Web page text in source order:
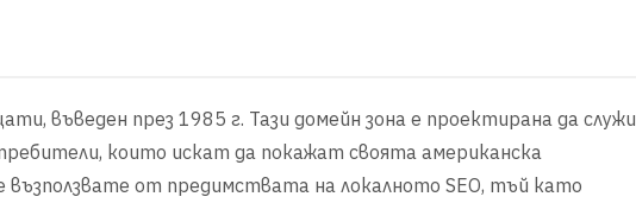
въведен през 1985 г. Тази домейн зона е проектирана да служи
които искат да покажат своята американска
от предимствата на локалното SEO, тъй като